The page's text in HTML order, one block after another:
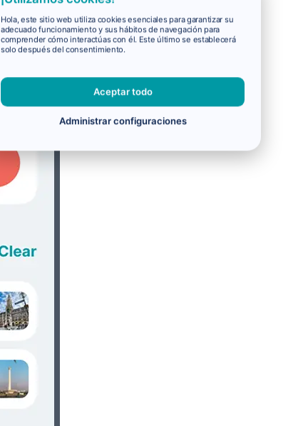
Hola, este sitio web utiliza cookies esenciales para garantizar su
adecuado funcionamiento y sus hábitos de navegación para
comprender cómo interactúas con él. Este último se establecerá
solo después del consentimiento.
Aceptar todo
Administrar configuraciones